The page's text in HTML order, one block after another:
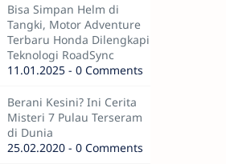
Bisa Simpan Helm di
Tangki, Motor Adventure
Terbaru Honda Dilengkapi
Teknologi RoadSync
11.01.2025 - 0 Comments
Berani Kesini? Ini Cerita
Misteri 7 Pulau Terseram
di Dunia
25.02.2020 - 0 Comments